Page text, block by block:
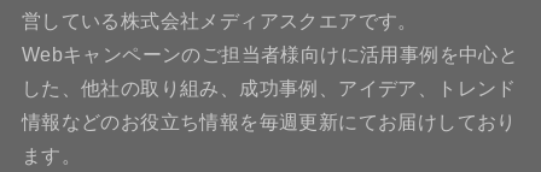
営している株式会社メディアスクエアです。
Webキャンペーンのご担当者様向けに活用事例を中心と
した、他社の取り組み、成功事例、アイデア、トレンド
情報などのお役立ち情報を毎週更新にてお届けしており
ます。